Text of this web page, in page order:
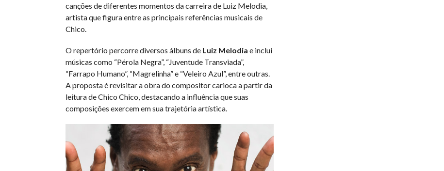
canções de diferentes momentos da carreira de Luiz Melodia,
artista que figura entre as principais referências musicais de
Chico.
O repertório percorre diversos álbuns deLuiz Melodia e inclui
músicas como “Pérola Negra”, “Juventude Transviada”,
“Farrapo Humano”, “Magrelinha” e “Veleiro Azul”, entre outras.
A proposta é revisitar a obra do compositor carioca a partir da
leitura de Chico Chico, destacando a influência que suas
composições exercem em sua trajetória artística.